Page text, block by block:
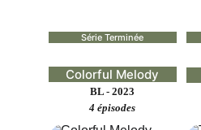
Série Terminée
Colorful Melody
BL - 2023
4 épisodes